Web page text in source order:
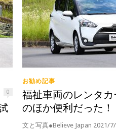
0
お勧め記事
福祉車両のレンタ
のほか便利だった！
文と写真●Believe Japan